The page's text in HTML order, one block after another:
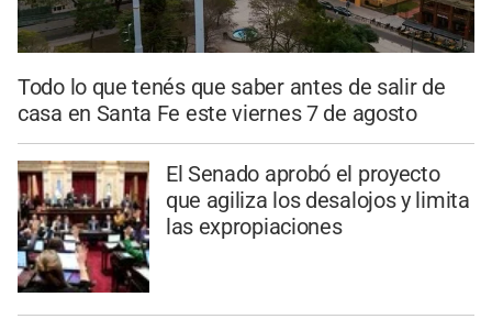
Todo lo que tenés que saber antes de salir de
casa en Santa Fe este viernes 7 de agosto
El Senado aprobó el proyecto
que agiliza los desalojos y limita
las expropiaciones